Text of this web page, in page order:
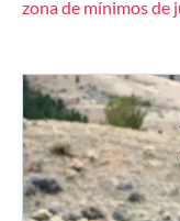
zona de mínimos de